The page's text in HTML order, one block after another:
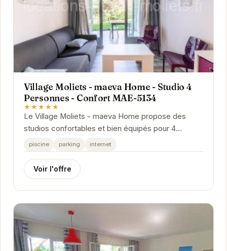
Village Moliets - maeva Home - Studio 4
Personnes - Confort MAE-5134
★★★★★
Le Village Moliets - maeva Home propose des
studios confortables et bien équipés pour 4
personnes. Situé à proximité des plages et des...
piscine parking internet
Voir l'offre